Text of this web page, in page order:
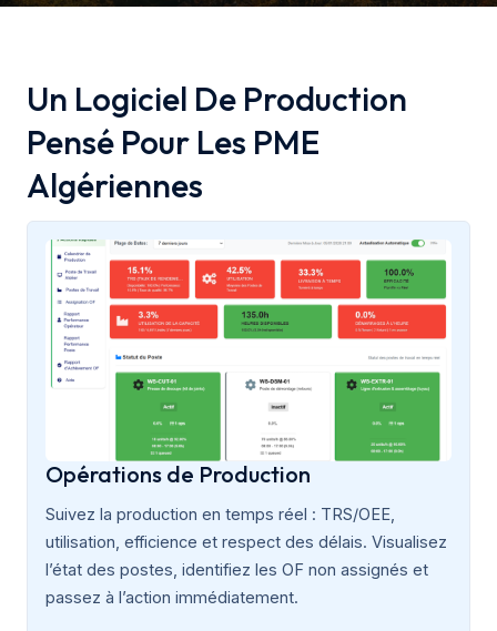
Un Logiciel De Production
Pensé Pour Les PME
Algériennes
Opérations de Production
Suivez la production en temps réel : TRS/OEE,
utilisation, efficience et respect des délais. Visualisez
l’état des postes, identifiez les OF non assignés et
passez à l’action immédiatement.